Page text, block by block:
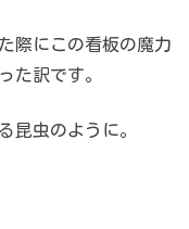
際にこの看板の魔力
た訳です。
昆虫のように。